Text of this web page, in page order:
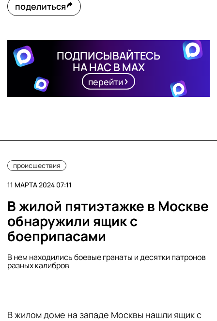
поделиться
ПОДПИСЫВАЙТЕСЬ
НА НАС В MAX
перейти
происшествия
11 МАРТА 2024 07:11
В жилой пятиэтажке в Москве
обнаружили ящик с
боеприпасами
В нем находились боевые гранаты и десятки патронов
разных калибров
В жилом доме на западе Москвы нашли ящик с